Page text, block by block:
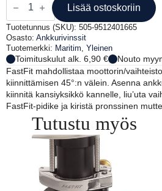
MOOTTORIVAIHTEISTO
24V
määrä
Lisää ostoskoriin
Tuotetunnus (SKU): 505-9512401665
Osasto: Ankkurivinssit
Tuotemerkki: Maritim Yleinen
Toimituskulut alk. 6,90 €
Nouto
FastFit mahdollistaa moottorin/
kiinnittämisen 45°:n välein. Asenna
kiinnitä kansiyksikkö kannelle, liu’uta
FastFit-pidike ja kiristä pronssinen
Tutustu myös